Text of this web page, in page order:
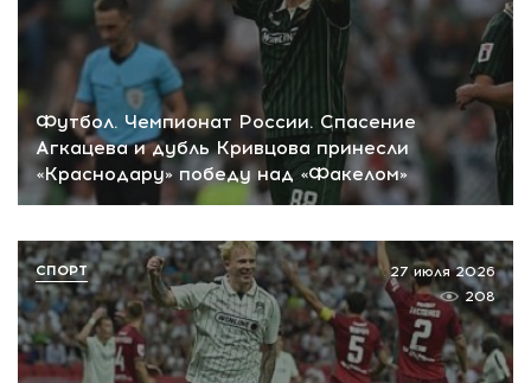
Футбол. Чемпионат России. Спасение
Агкацева и дубль Кривцова принесли
«Краснодару» победу над «Факелом»
27 июля 2026
208
СПОРТ